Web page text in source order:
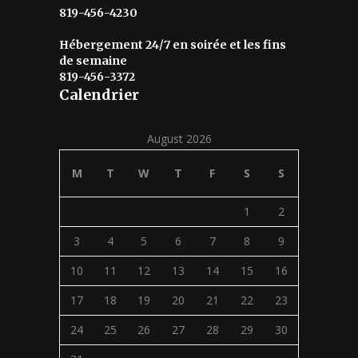
819-456-4230
Hébergement 24/7 en soirée et les fins
de semaine
819-456-3372
Calendrier
August 2026
M T W T F S S
1
2
3
4 5 6 7 8
9
10
11 12 13 14 15
16
17
18 19 20 21 22
23
24
25 26 27 28 29
30